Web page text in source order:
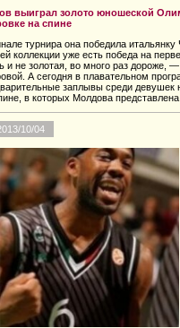
выиграл золото юношеской
на спине
турнира она победила
коллекции уже есть победа на
и не золотая, во много раз дороже,
А сегодня в плавательном
заплывы среди девушек
в которых Молдова
10/04